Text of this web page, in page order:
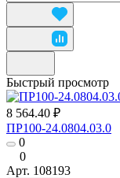
Быстрый просмотр
8 564.40 ₽
ПР100-24.0804.03.0
0
0
Арт. 108193